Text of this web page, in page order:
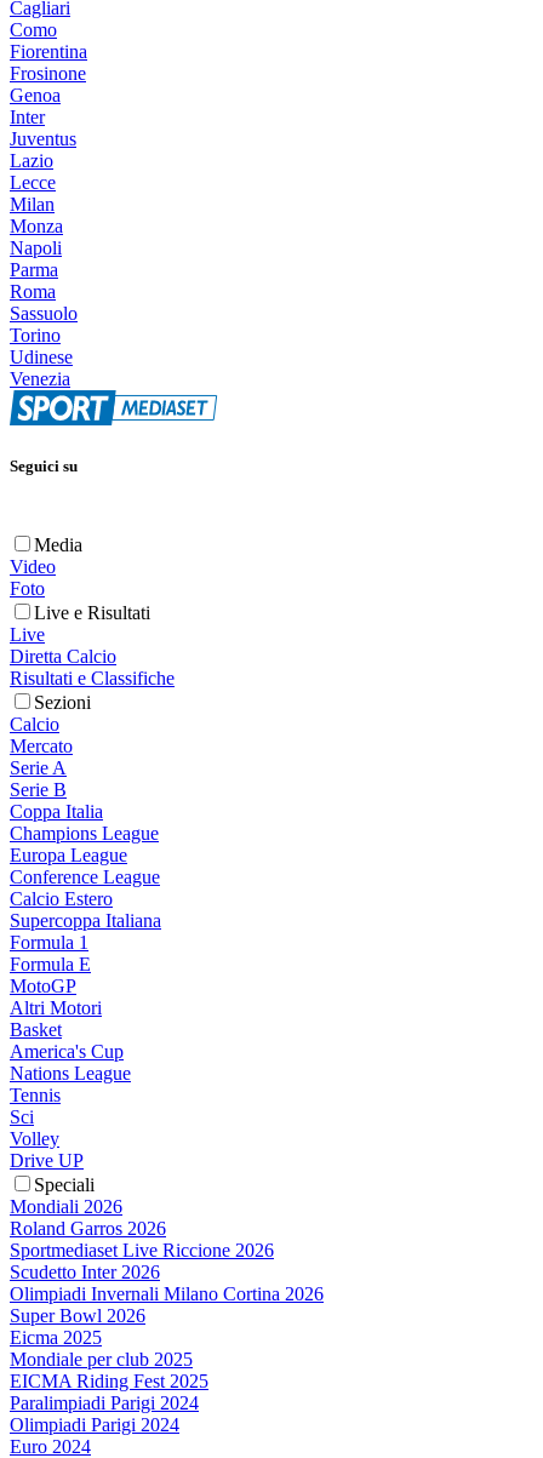
Cagliari
Como
Fiorentina
Frosinone
Genoa
Inter
Juventus
Lazio
Lecce
Milan
Monza
Napoli
Parma
Roma
Sassuolo
Torino
Udinese
Venezia
Seguici su
Media
Video
Foto
Live e Risultati
Live
Diretta Calcio
Risultati e Classifiche
Sezioni
Calcio
Mercato
Serie A
Serie B
Coppa Italia
Champions League
Europa League
Conference League
Calcio Estero
Supercoppa Italiana
Formula 1
Formula E
MotoGP
Altri Motori
Basket
America's Cup
Nations League
Tennis
Sci
Volley
Drive UP
Speciali
Mondiali 2026
Roland Garros 2026
Sportmediaset Live Riccione 2026
Scudetto Inter 2026
Olimpiadi Invernali Milano Cortina 2026
Super Bowl 2026
Eicma 2025
Mondiale per club 2025
EICMA Riding Fest 2025
Paralimpiadi Parigi 2024
Olimpiadi Parigi 2024
Euro 2024